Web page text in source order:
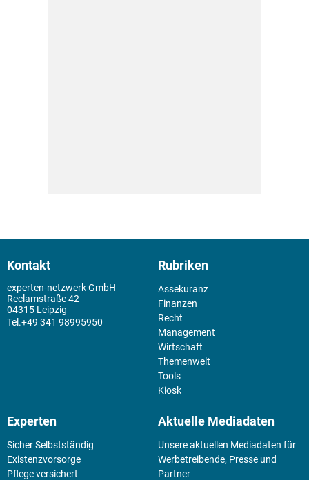
Kontakt
experten-netzwerk GmbH
Reclamstraße 42
04315 Leipzig
+49 341 98995950
Rubriken
Assekuranz
Finanzen
Recht
Management
Wirtschaft
Themenwelt
Tools
Kiosk
Experten
Sicher Selbstständig
Existenz­vorsorge
Pflege versichert
Aktuelle Mediadaten
Unsere aktuellen Mediadaten für
Werbetreibende, Presse und
Partner